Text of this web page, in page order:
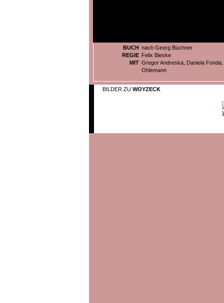
BUCH nach Georg Büchner
REGIE Felix Bieske
MIT Gregor Andreska, Daniela
Ohlemann
BILDER ZU WOYZECK